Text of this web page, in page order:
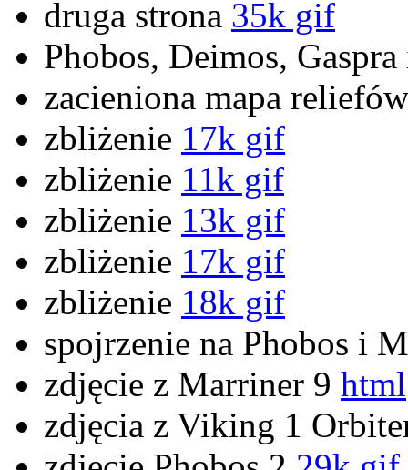
druga strona 35k gif
Phobos, Deimos,
zacieniona mapa
zbliżenie 17k gif
zbliżenie 11k gif
zbliżenie 13k gif
zbliżenie 17k gif
zbliżenie 18k gif
spojrzenie na Phobos i
zdjęcie z Marriner 9 html
zdjęcia z Viking 1